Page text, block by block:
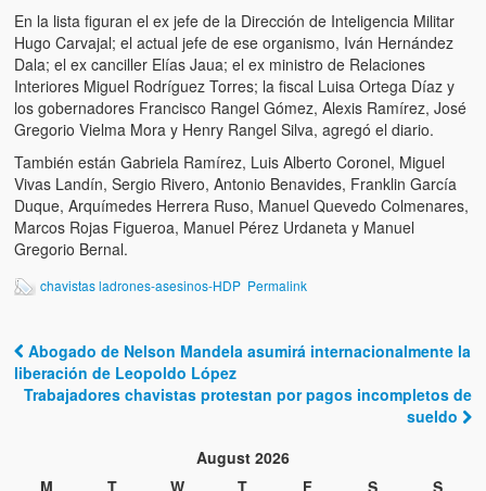
poder hasta el 31 de diciembre de 2009
Víctimas inocentes de la violencia castrista del 4 de Febrero de
1992
¡¡¡Miserable traidor, mira a tu pueblo!!! (Despicable traitor, look
your country!!!)
Fotos
Versos
Cuentos
Videos
Chistes
En la lista figuran el ex jefe de la Dirección de Inteligencia Militar
Hugo Carvajal; el actual jefe de ese organismo, Iván Hernández
Dala; el ex canciller Elías Jaua; el ex ministro de Relaciones
Interiores Miguel Rodríguez Torres; la fiscal Luisa Ortega Díaz y
los gobernadores Francisco Rangel Gómez, Alexis Ramírez, José
Gregorio Vielma Mora y Henry Rangel Silva, agregó el diario.
También están Gabriela Ramírez, Luis Alberto Coronel, Miguel
Vivas Landín, Sergio Rivero, Antonio Benavides, Franklin García
Duque, Arquímedes Herrera Ruso, Manuel Quevedo Colmenares,
Marcos Rojas Figueroa, Manuel Pérez Urdaneta y Manuel
Gregorio Bernal.
chavistas ladrones-asesinos-HDP Permalink
Post navigation
Abogado de Nelson Mandela asumirá internacionalmente la
liberación de Leopoldo López
Trabajadores chavistas protestan por pagos incompletos de
sueldo
August 2026
M
T W T F S S